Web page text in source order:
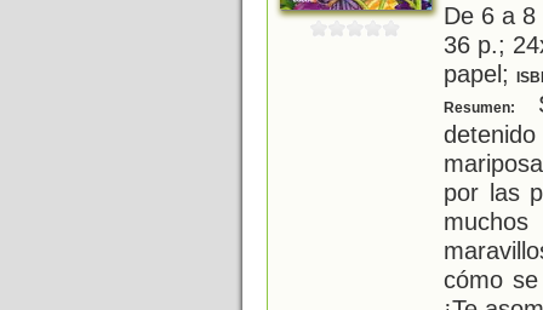
De 6 a
36 p.;
papel;
Resumen:
por las
cómo